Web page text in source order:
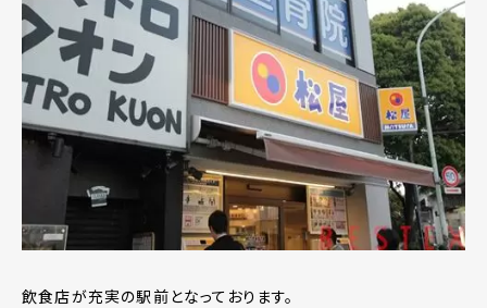
飲食店が充実の駅前となっております。